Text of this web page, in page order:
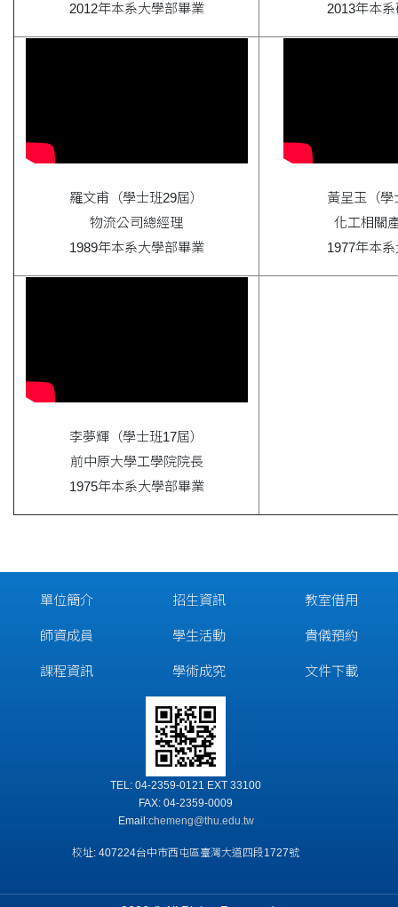
2012年本系大學部畢業
2013年本
羅文甫（學士班29屆）
物流公司總經理
1989年本系大學部畢業
黃呈玉（學
化工相關
1977年本
李夢輝（學士班17屆）
前中原大學工學院院長
1975年本系大學部畢業
單位簡介
師資成員
課程資訊
招生資訊
學生活動
學術成究
教室借用
貴儀預約
文件下載
TEL: 04-2359-0121 EXT 33100
FAX: 04-2359-0009
Email:chemeng@thu.edu.tw
校址: 407224台中市西屯區臺灣大道四段1727號